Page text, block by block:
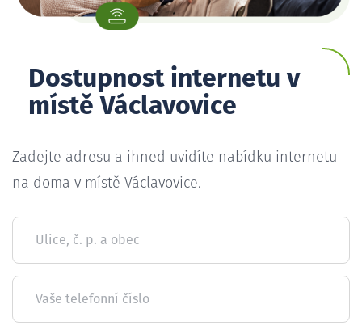
Dostupnost internetu v
místě Václavovice
Zadejte adresu a ihned uvidíte nabídku internetu
na doma v místě Václavovice.
Ulice, č. p. a obec
Vaše telefonní číslo